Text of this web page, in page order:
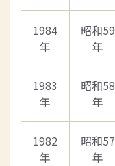
1984
年
昭和59
年
1983
年
昭和58
年
1982
年
昭和57
年